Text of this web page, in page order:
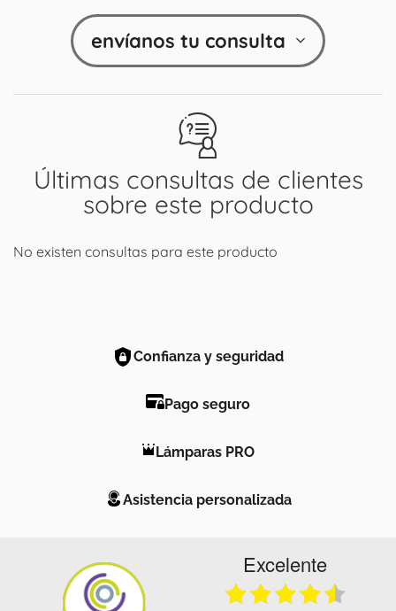
Últimas consultas de clientes
sobre este producto
No existen consultas para este producto
envíanos tu consulta
Confianza y seguridad
Pago seguro
Lámparas PRO
Asistencia personalizada
Excelente